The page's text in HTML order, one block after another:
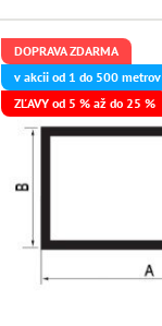
DOPRAVA ZDARMA
v akcii od 1 do 500 metrov
ZĽAVY od 5 % až do 25 %